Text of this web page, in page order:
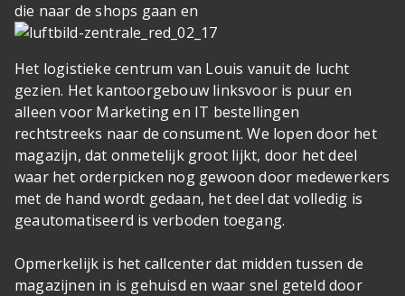
die naar de shops gaan en
Het logistieke centrum van Louis vanuit de lucht
gezien. Het kantoorgebouw linksvoor is puur en
alleen voor Marketing en IT bestellingen
rechtstreeks naar de consument. We lopen door het
magazijn, dat onmetelijk groot lijkt, door het deel
waar het orderpicken nog gewoon door medewerkers
met de hand wordt gedaan, het deel dat volledig is
geautomatiseerd is verboden toegang.
Opmerkelijk is het callcenter dat midden tussen de
magazijnen in is gehuisd en waar snel geteld door